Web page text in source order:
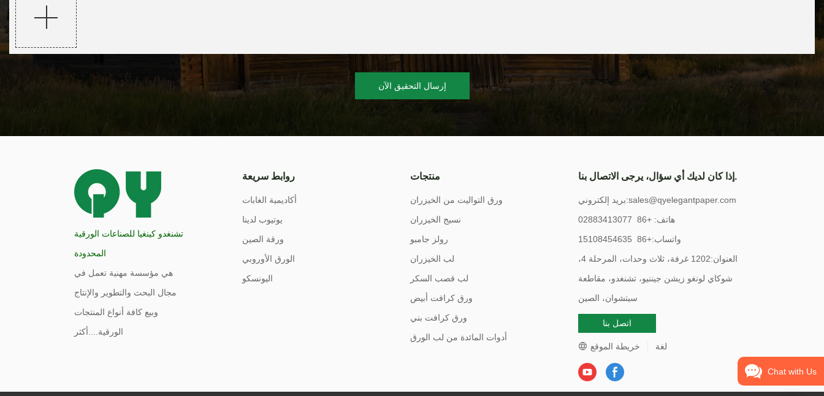
إرسال التحقيق الآن
تشنغدو كينغيا للصناعات الورقية
المحدودة
هي مؤسسة مهنية تعمل في
مجال البحث والتطوير والإنتاج
وبيع كافة أنواع المنتجات
الورقية.... أكثر
روابط سريعة
أكاديمية الغابات
يوتيوب لدينا
ورقة الصين
الورق الأوروبي
اليونسكو
منتجات
ورق التواليت من الخيزران
نسيج الخيزران
رولز جامبو
لب الخيزران
لب قصب السكر
ورق كرافت أبيض
ورق كرافت بني
أدوات المائدة من لب الورق
إذا كان لديك أي سؤال، يرجى الاتصال بنا.
بريد إلكتروني:sales@qyelegantpaper.com
هاتف: +86 02883413077
واتساب:+86 15108454635
العنوان:1202 غرفة، ثلاث وحدات، المرحلة 4،
شوكاي لونغو زيشن جيننيو، تشنغدو، مقاطعة
سيتشوان، الصين
اتصل بنا
لغة خريطة الموقع
Chat with Us